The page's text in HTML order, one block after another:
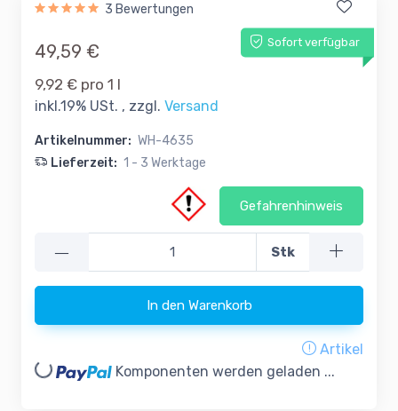
3 Bewertungen
Sofort verfügbar
49,59 €
9,92 € pro 1 l
inkl.19% USt. , zzgl. Versand
Artikelnummer: WH-4635
Lieferzeit: 1 - 3 Werktage
Gefahrenhinweis
— Stk
In den Warenkorb
Artikel
Komponenten werden geladen ...